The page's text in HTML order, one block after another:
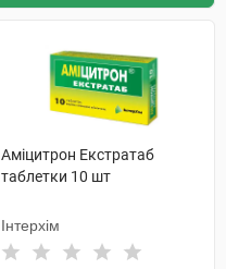
Аміцитрон Екстратаб
таблетки 10 шт
Інтерхім